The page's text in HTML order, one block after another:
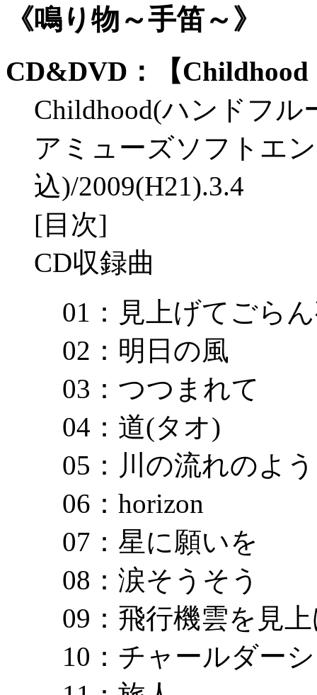
《鳴り物～手笛～》
CD&DVD：【
Childhood(ハンドフ
アミューズソフトエ
込)/2009(H21).3.4
[目次]
CD収録曲
01：見上げてごら
02：明日の風
03：つつまれて
04：道(タオ)
05：川の流れのよ
06：horizon
07：星に願いを
08：涙そうそう
09：飛行機雲を見
10：チャールダー